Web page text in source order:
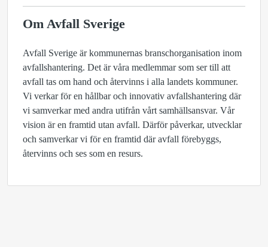
Om Avfall Sverige
Avfall Sverige är kommunernas branschorganisation inom
avfallshantering. Det är våra medlemmar som ser till att
avfall tas om hand och återvinns i alla landets kommuner.
Vi verkar för en hållbar och innovativ avfallshantering där
vi samverkar med andra utifrån vårt samhällsansvar. Vår
vision är en framtid utan avfall. Därför påverkar, utvecklar
och samverkar vi för en framtid där avfall förebyggs,
återvinns och ses som en resurs.